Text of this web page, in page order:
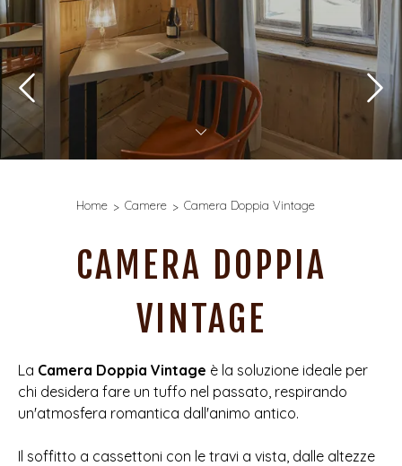
Home Camere Camera Doppia Vintage
CAMERA DOPPIA
VINTAGE
La Camera Doppia Vintage è la soluzione ideale per
chi desidera fare un tuffo nel passato, respirando
un'atmosfera romantica dall'animo antico.
Il soffitto a cassettoni con le travi a vista, dalle altezze